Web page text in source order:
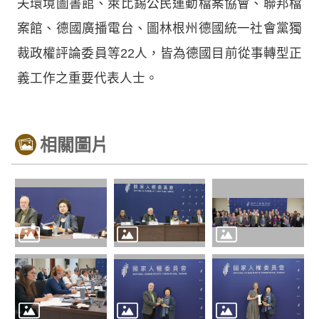
夫環境圖書館、萊比錫公民運動檔案協會、聯邦檔
案館、德國廣播電台、圖林根州德國統一社會黨獨
裁政權評論委員等22人，皆為德國目前從事轉型正
義工作之重要代表人士。
相關圖片